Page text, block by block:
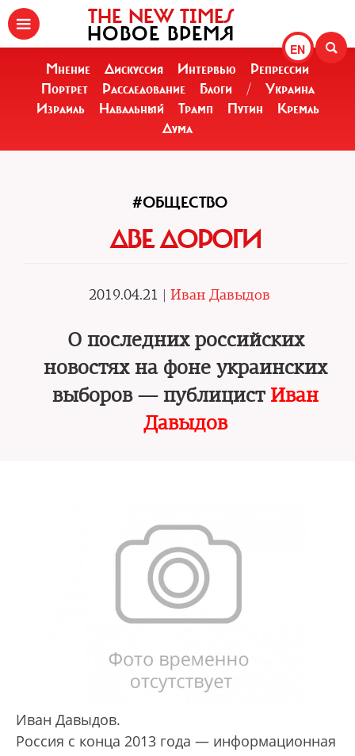
EN
THE NEW TIMES
НОВОЕ ВРЕМЯ
Мнение Дискуссия Интервью
Репрессии
Портрет
Расследование Блоги /
Украина
Израиль
Навальный Трамп Путин
Кремль
Дума
#ОБЩЕСТВО
ДВЕ ДОРОГИ
2019.04.21 | Иван Давыдов
О последних российских
новостях на фоне украинских
выборов — публицист Иван
Давыдов
Иван Давыдов.
Россия с конца 2013 года — информационная